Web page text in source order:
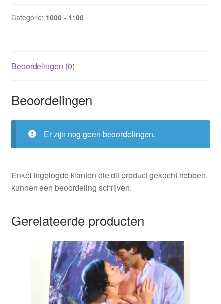
Categorie: 1000 - 1100
Beoordelingen (0)
Beoordelingen
Er zijn nog geen beoordelingen.
Enkel ingelogde klanten die dit product gekocht hebben,
kunnen een beoordeling schrijven.
Gerelateerde producten